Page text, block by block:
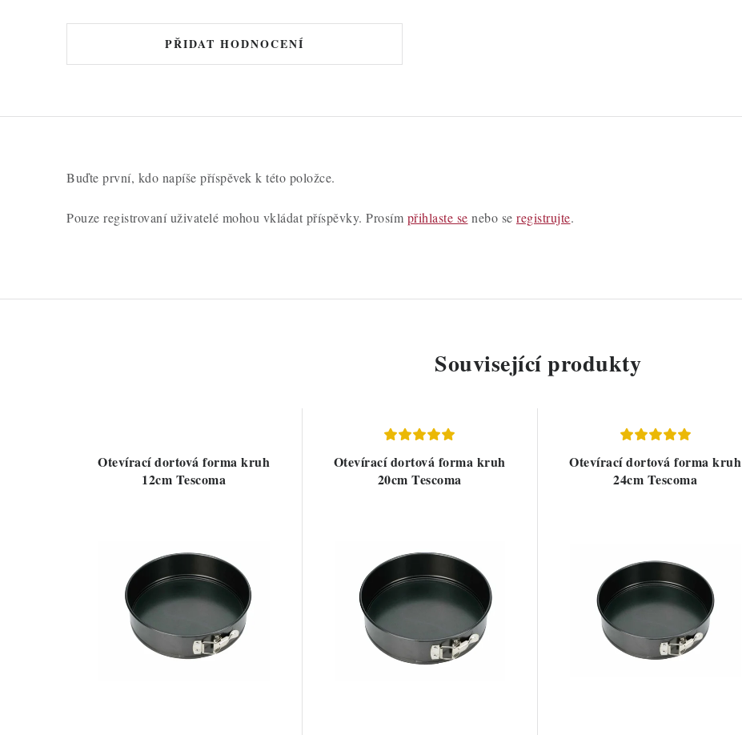
PŘIDAT HODNOCENÍ
o
n
c
n
Buďte první, kdo napíše příspěvek k této položce.
Pouze registrovaní uživatelé mohou vkládat příspěvky. Prosím přihlaste se nebo se registrujte.
Související produkty
Otevírací dortová forma kruh
12cm Tescoma
Otevírací dortová forma kruh
20cm Tescoma
Otevírací dortová forma kruh
24cm Tescoma